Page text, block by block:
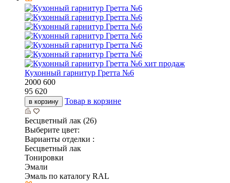
хит продаж
Кухонный гарнитур Гретта №6
2000 600
95 620
в корзину Товар в корзине
Бесцветный лак (26)
Выберите цвет:
Варианты отделки :
Бесцветный лак
Тонировки
Эмали
Эмаль по каталогу RAL